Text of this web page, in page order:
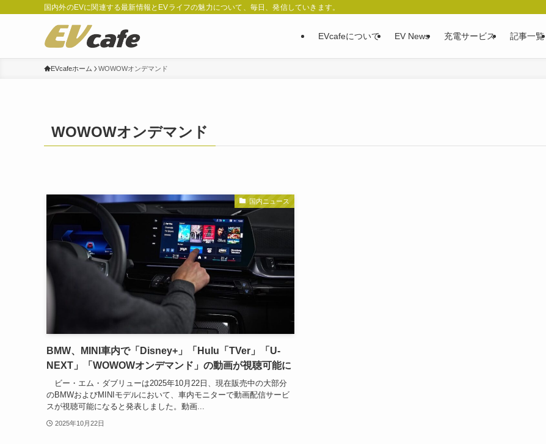
国内外のEVに関連する最新情報とEVライフの魅力について、毎日、発信していきます。
EVcafeについて EV News 充電サービス 記事一覧
EVcafeホーム WOWOWオンデマンド
WOWOWオンデマンド
国内ニュース
BMW、MINI車内で「Disney+」「Hulu「TVer」「U-
NEXT」「WOWOWオンデマンド」の動画が視聴可能に
ビー・エム・ダブリューは2025年10月22日、現在販売中の大部分
のBMWおよびMINIモデルにおいて、車内モニターで動画配信サービ
スが視聴可能になると発表しました。動画...
2025年10月22日